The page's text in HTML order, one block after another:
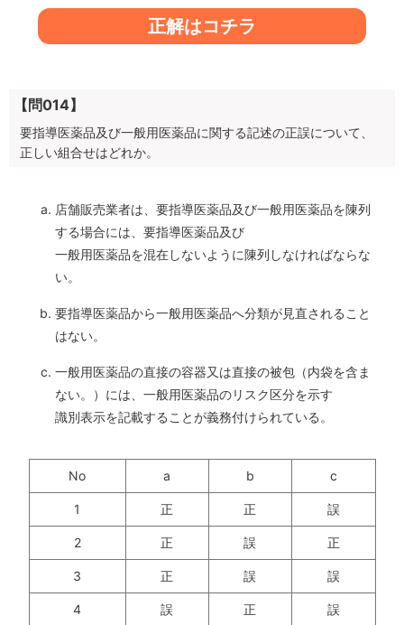
正解はコチラ
【問014】
要指導医薬品及び一般用医薬品に関する記述の正誤について、
正しい組合せはどれか。
店舗販売業者は、要指導医薬品及び一般用医薬品を陳列
する場合には、要指導医薬品及び
一般用医薬品を混在しないように陳列しなければならな
い。
要指導医薬品から一般用医薬品へ分類が見直されること
はない。
一般用医薬品の直接の容器又は直接の被包（内袋を含ま
ない。）には、一般用医薬品のリスク区分を示す
識別表示を記載することが義務付けられている。
No a b c
1 正 正 誤
2 正 誤 正
3 正 誤 誤
4 誤 正 誤